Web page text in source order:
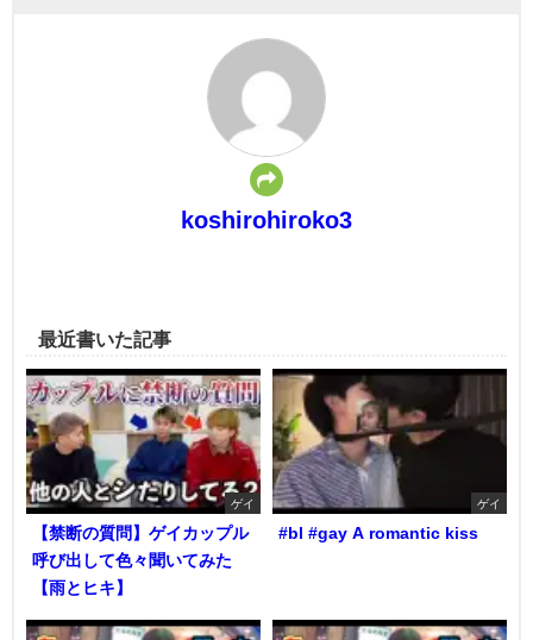
koshirohiroko3
最近書いた記事
ゲイ
【禁断の質問】ゲイカップル
呼び出して色々聞いてみた
【雨とヒキ】
ゲイ
#bl #gay A romantic kiss